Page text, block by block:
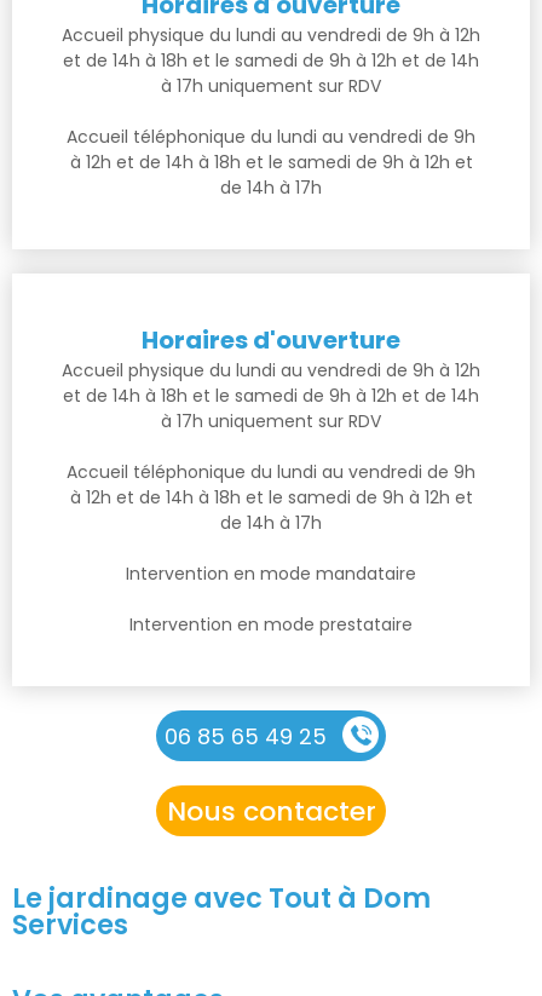
Accueil physique du lundi au vendredi de 9h à 12h
et de 14h à 18h et le samedi de 9h à 12h et de 14h
à 17h uniquement sur RDV
Accueil téléphonique du lundi au vendredi de 9h
à 12h et de 14h à 18h et le samedi de 9h à 12h et
de 14h à 17h
Horaires d'ouverture
Accueil physique du lundi au vendredi de 9h à 12h
et de 14h à 18h et le samedi de 9h à 12h et de 14h
à 17h uniquement sur RDV
Accueil téléphonique du lundi au vendredi de 9h
à 12h et de 14h à 18h et le samedi de 9h à 12h et
de 14h à 17h
Intervention en mode mandataire
Intervention en mode prestataire
06 85 65 49 25
Nous contacter
Le jardinage avec Tout à Dom
Services